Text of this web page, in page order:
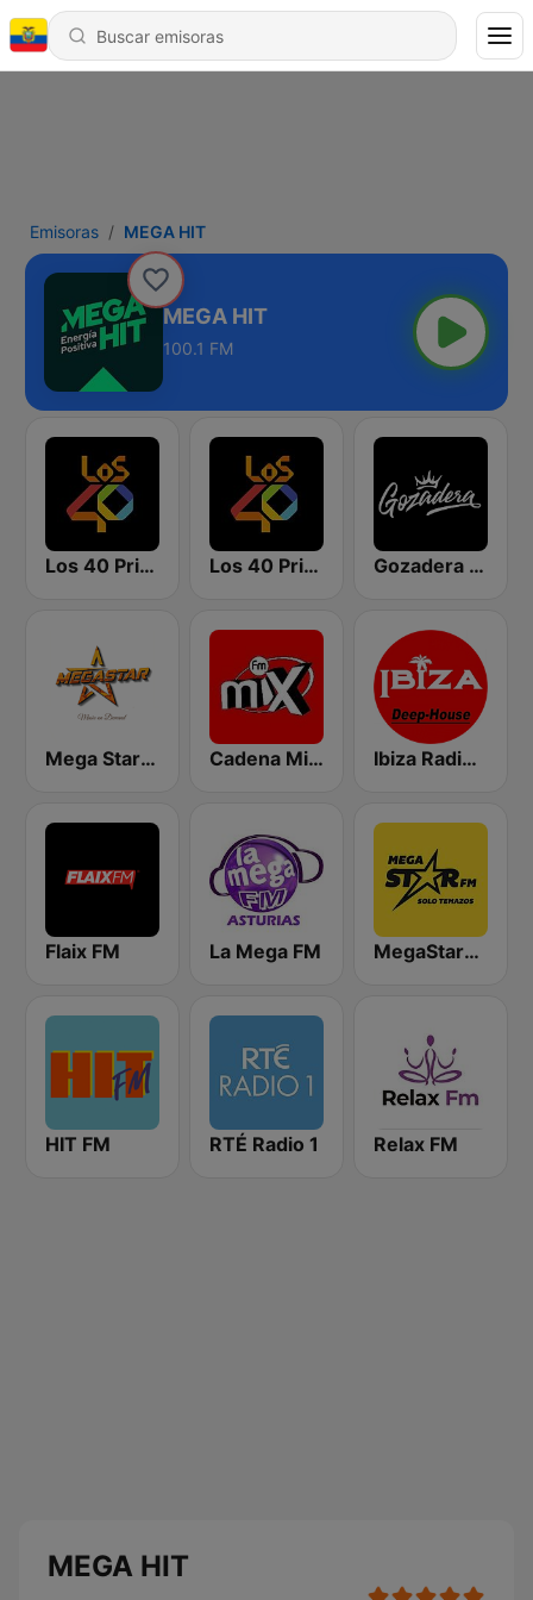
Emisoras MEGA HIT
MEGA HIT
100.1 FM
Los 40 Principales Los 40 Principales Gozadera FM
Mega Star España Cadena Mix FM Ibiza Radios - Deep House
Flaix FM La Mega FM MegaStarFM
HIT FM RTÉ Radio 1 Relax FM
MEGA HIT